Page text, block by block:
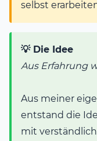
selbst
💡 Die Idee
Aus Erfahrung
Aus meiner
entstand die
mit